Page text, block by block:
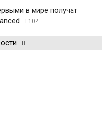
в мире получат
102